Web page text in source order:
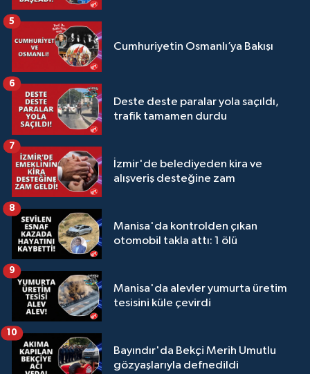
Cumhuriyetin Osmanlı’ya Bakışı
5
Deste deste paralar yola saçıldı,
trafik tamamen durdu
6
İzmir'de belediyeden kira ve
alışveriş desteğine zam
7
Manisa'da kontrolden çıkan
otomobil takla attı: 1 ölü
8
Manisa'da alevler yumurta üretim
tesisini küle çevirdi
9
Bayındır'da Bekçi Merih Umutlu
gözyaşlarıyla defnedildi
10